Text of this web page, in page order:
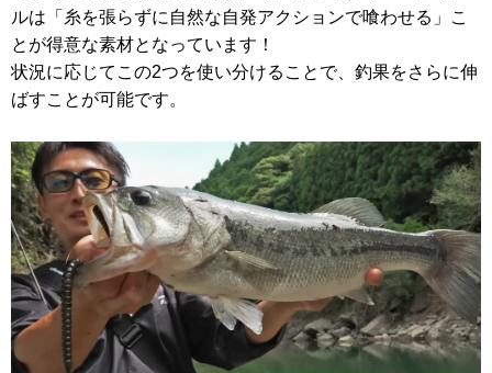
ルは「糸を張らずに自然な自発アクションで喰わせる」こ
とが得意な素材となっています！
状況に応じてこの2つを使い分けることで、釣果をさらに伸
ばすことが可能です。